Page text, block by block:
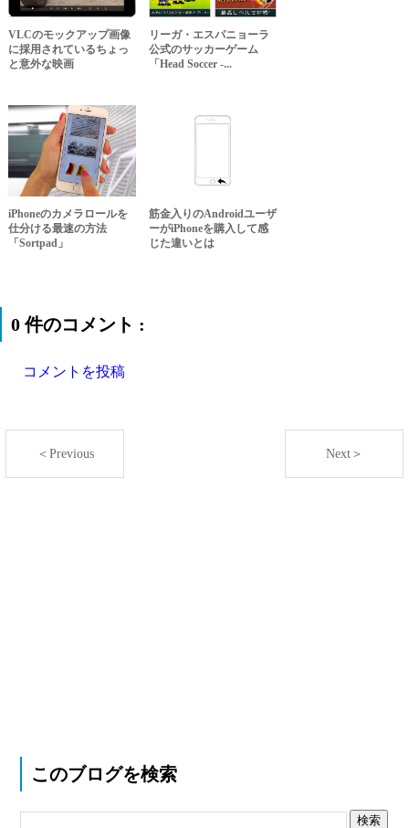
VLCのモックアップ画像
に採用されているちょっ
と意外な映画
リーガ・エスパニョーラ
公式のサッカーゲーム
「Head Soccer -...
iPhoneのカメラロールを
仕分ける最速の方法
「Sortpad」
筋金入りのAndroidユーザ
ーがiPhoneを購入して感
じた違いとは
0 件のコメント :
コメントを投稿
＜Previous Next＞
このブログを検索